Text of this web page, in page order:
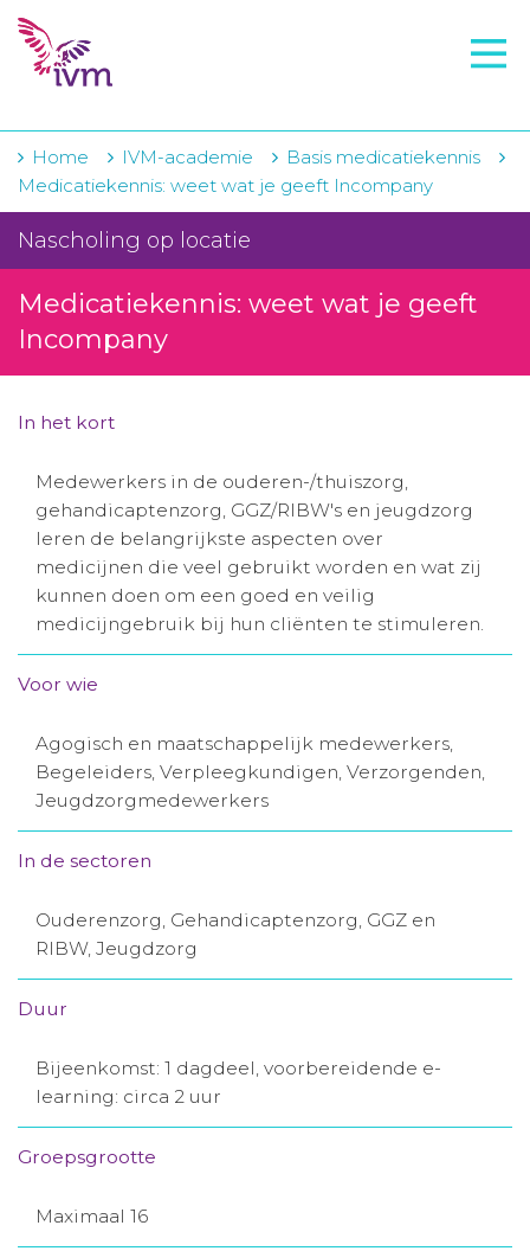
VMI
IVM-academie
Zorginstellingen
Voorschrijfgedrag
Projecten
Over IVM
Winkelwagentje
Aanmelden nieuwsbrief
Inloggen
Home IVM-academie
Basis medicatiekennis
Medicatiekennis: weet wat je geeft Incompany
Nascholing op locatie
Medicatiekennis: weet wat je geeft
Incompany
In het kort
Medewerkers in de ouderen-/thuiszorg,
gehandicaptenzorg, GGZ/RIBW's en jeugdzorg
leren de belangrijkste aspecten over
medicijnen die veel gebruikt worden en wat zij
kunnen doen om een goed en veilig
medicijngebruik bij hun cliënten te stimuleren.
Voor wie
Agogisch en maatschappelijk medewerkers,
Begeleiders, Verpleegkundigen, Verzorgenden,
Jeugdzorgmedewerkers
In de sectoren
Ouderenzorg, Gehandicaptenzorg, GGZ en
RIBW, Jeugdzorg
Duur
Bijeenkomst: 1 dagdeel, voorbereidende e-
learning: circa 2 uur
Groepsgrootte
Maximaal 16